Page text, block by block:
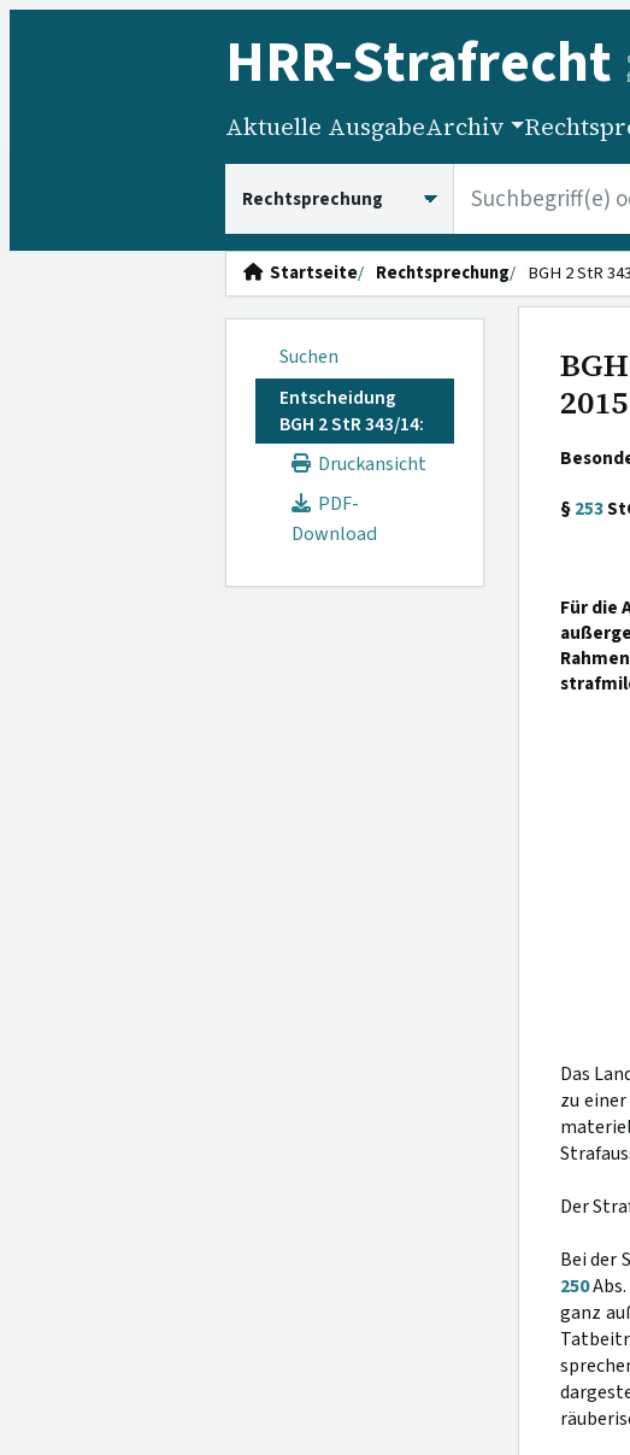
HRR-Strafrecht
Aktuelle AusgabeArchiv
Startseite Rechtsprechung BGH 2 StR
Suchen
Entscheidung
BGH 2 StR 343/14:
Druckansicht
PDF-
Download
§253
Für die
Das
zu
Der
Bei der
250
ganz